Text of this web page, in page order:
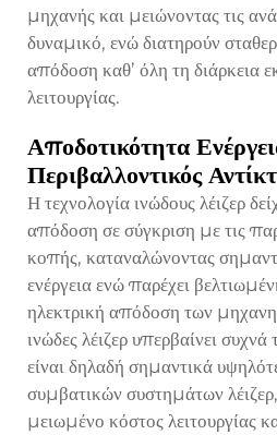
μηχανής και μειώνοντας τις
δυναμικό, ενώ διατηρούν
απόδοση καθ’ όλη τη διάρκεια
λειτουργίας.
Αποδοτικότητα
Περιβαλλοντικός
Η τεχνολογία ινώδους λέιζερ
απόδοση σε σύγκριση με τις
κοπής, καταναλώνοντας
ενέργεια ενώ παρέχει
ηλεκτρική απόδοση των
ινώδες λέιζερ υπερβαίνει
είναι δηλαδή σημαντικά
συμβατικών συστημάτων
μειωμένο κόστος λειτουργίας